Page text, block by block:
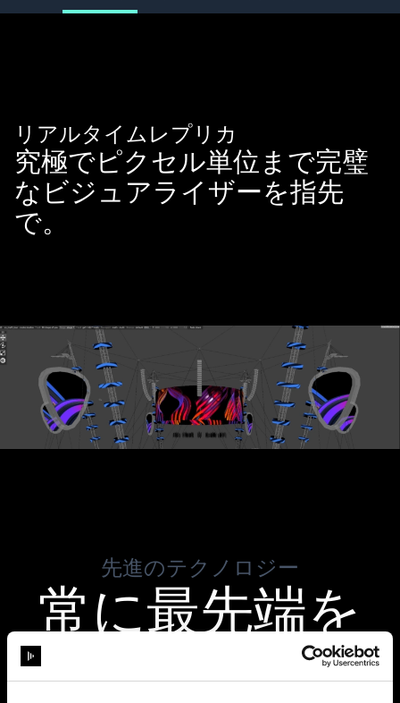
リアルタイムレプリカ
究極でピクセル単位まで完璧
なビジュアライザーを指先
で。
先進のテクノロジー
常に最先端を
行く